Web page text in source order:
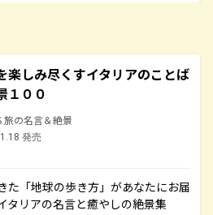
楽しみ尽くすイタリアのことば
１００
旅の名言＆絶景
発売
た「地球の歩き方」があなたにお届
タリアの名言と癒やしの絶景集